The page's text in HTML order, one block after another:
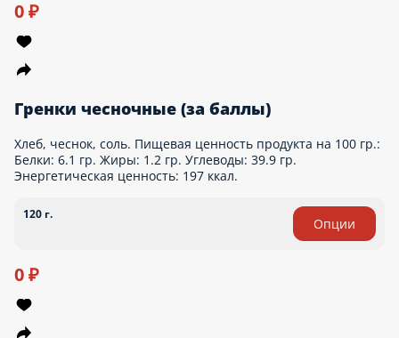
Васаби(за баллы)
- Пищевая ценность продукта на 100 гр.: Белки: 2.4 гр. Жиры:
10 г.
0 ₽